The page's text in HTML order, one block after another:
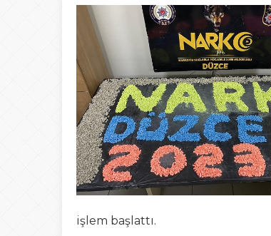
15:02 Türk
00:22
23:50
işlem başlattı.